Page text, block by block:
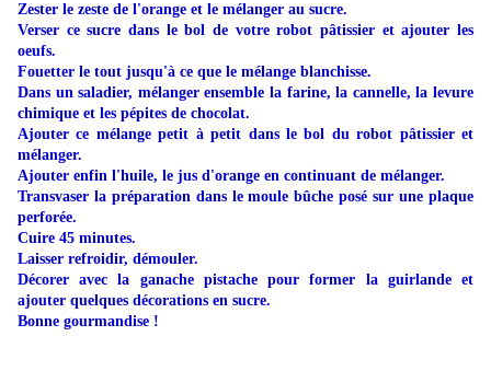
Zester le zeste de l'orange et le mélanger au sucre.
Verser ce sucre dans le bol de votre robot pâtissier et ajouter les
oeufs.
Fouetter le tout jusqu'à ce que le mélange blanchisse.
Dans un saladier, mélanger ensemble la farine, la cannelle, la levure
chimique et les pépites de chocolat.
Ajouter ce mélange petit à petit dans le bol du robot pâtissier et
mélanger.
Ajouter enfin l'huile, le jus d'orange en continuant de mélanger.
Transvaser la préparation dans le moule bûche posé sur une plaque
perforée.
Cuire 45 minutes.
Laisser refroidir, démouler.
Décorer avec la ganache pistache pour former la guirlande et
ajouter quelques décorations en sucre.
Bonne gourmandise !